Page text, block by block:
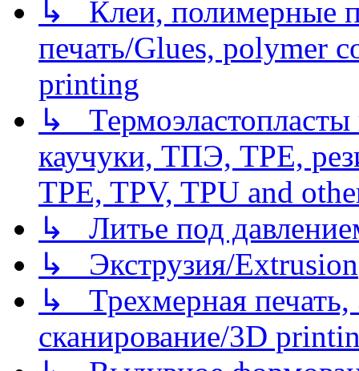
↳ Клеи, полимерные
печать/Glues, polymer
printing
↳
каучуки, ТПЭ, TPE,
TPE, TPV, TPU and
↳ Литье под
↳ Экструзия/Extrusion
↳ Трехмерная
сканирование/3D